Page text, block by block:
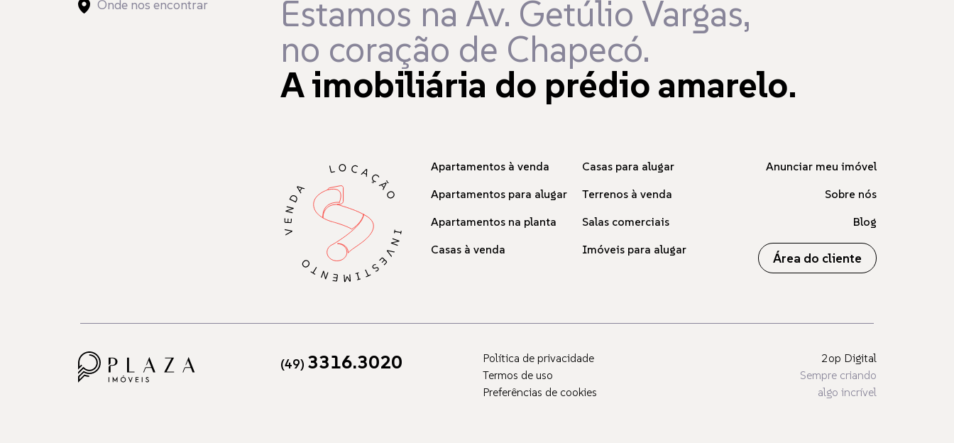
Onde nos encontrar Estamos na Av. Getúlio Vargas,
no coração de Chapecó.
A imobiliária do prédio amarelo.
Apartamentos à venda
Apartamentos para alugar
Apartamentos na planta
Casas à venda
Casas para alugar
Terrenos à venda
Salas comerciais
Imóveis para alugar
Anunciar meu imóvel
Sobre nós
Blog
Área do cliente
(49) 3316.3020
Política de privacidade
Termos de uso
Preferências de cookies
2op Digital
Sempre criando
algo incrível